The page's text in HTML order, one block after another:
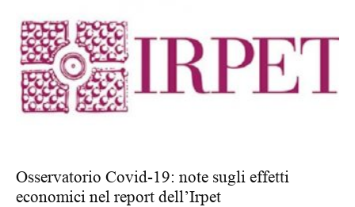
Osservatorio Covid-19: note sugli effetti
economici nel report dell’Irpet